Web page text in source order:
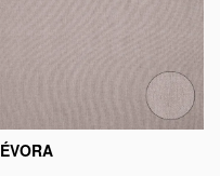
ÉVORA